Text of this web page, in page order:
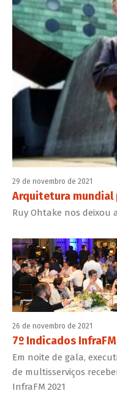
29 de novembro de 2021
Arquitetura mundial
Ruy Ohtake nos deixou
26 de novembro de 2021
7º Indicados InfraFM
Em noite de gala,
de multisserviços
InfraFM 2021